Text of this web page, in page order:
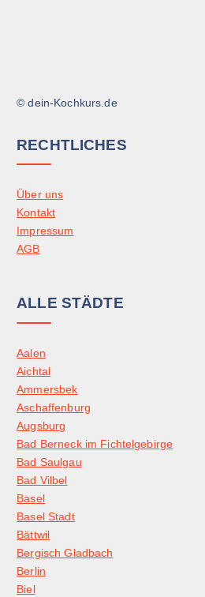
© dein-Kochkurs.de
RECHTLICHES
Über uns
Kontakt
Impressum
AGB
ALLE STÄDTE
Aalen
Aichtal
Ammersbek
Aschaffenburg
Augsburg
Bad Berneck im Fichtelgebirge
Bad Saulgau
Bad Vilbel
Basel
Basel Stadt
Bättwil
Bergisch Gladbach
Berlin
Biel